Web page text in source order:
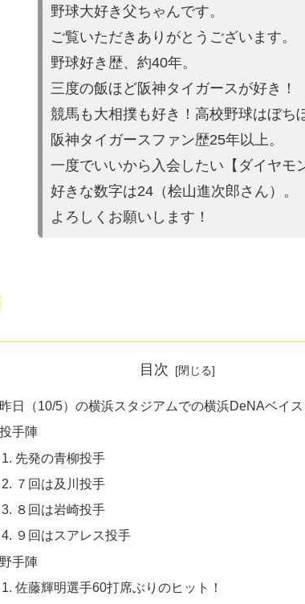
野球大好き父ちゃんです。
ご覧いただきありがとうございます。
野球好き歴、約40年。
三度の飯ほど阪神タイガースが好き！
競馬も大相撲も好き！高校野球はぼち
阪神タイガースファン歴25年以上。
一度でいいから入会したい【ダイヤモ
好きな数字は24（桧山進次郎さん）。
よろしくお願いします！
目次
昨日（10/5）の横浜スタジアムでの横浜DeNAベイ
投手陣
先発の青柳投手
７回は及川投手
８回は岩崎投手
９回はスアレス投手
野手陣
佐藤輝明選手60打席ぶりのヒット！